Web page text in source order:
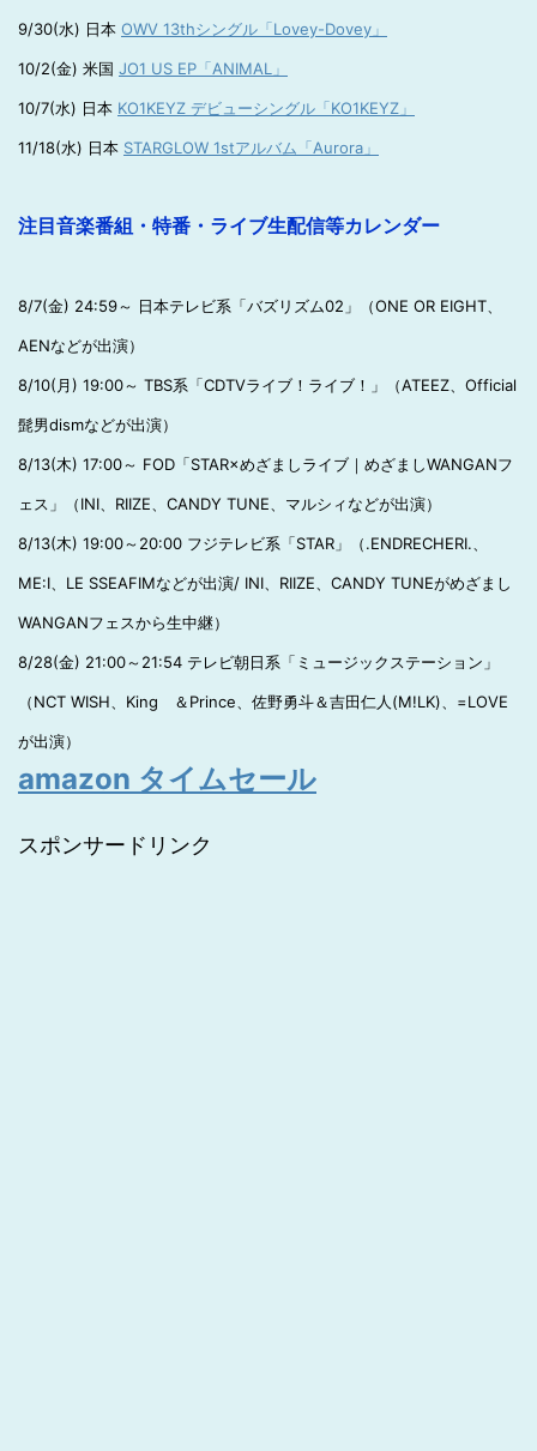
9/30(水) 日本 OWV 13thシングル「Lovey-Dovey」
10/2(金) 米国 JO1 US EP「ANIMAL」
10/7(水) 日本 KO1KEYZ デビューシングル「KO1KEYZ」
11/18(水) 日本 STARGLOW 1stアルバム「Aurora」
注目音楽番組・特番・ライブ生配信等カレンダー
8/7(金) 24:59～ 日本テレビ系「バズリズム02」（ONE OR EIGHT、
AENなどが出演）
8/10(月) 19:00～ TBS系「CDTVライブ！ライブ！」（ATEEZ、Official
髭男dismなどが出演）
8/13(木) 17:00～ FOD「STAR×めざましライブ｜めざましWANGANフ
ェス」（INI、RIIZE、CANDY TUNE、マルシィなどが出演）
8/13(木) 19:00～20:00 フジテレビ系「STAR」（.ENDRECHERI.、
ME:I、LE SSEAFIMなどが出演/ INI、RIIZE、CANDY TUNEがめざまし
WANGANフェスから生中継）
8/28(金) 21:00～21:54 テレビ朝日系「ミュージックステーション」
（NCT WISH、King ＆Prince、佐野勇斗＆吉田仁人(M!LK)、=LOVE
が出演）
amazon タイムセール
スポンサードリンク